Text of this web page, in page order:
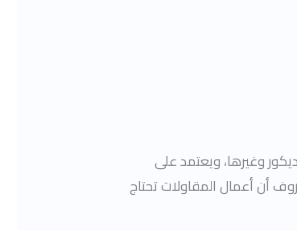
وغيرها، ويعتمدعلى
أن أعمال المقاولات تحتاج